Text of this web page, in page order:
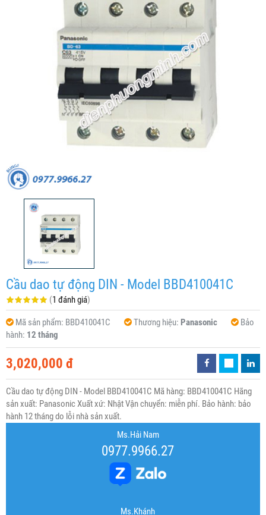
Cầu dao tự động DIN - Model BBD410041C
(1 đánh giá)
Mã sản phẩm: BBD410041C Thương hiệu: Panasonic
Bảo
hành: 12 tháng
3,020,000 đ
Cầu dao tự động DIN - Model BBD410041C Mã hàng: BBD410041C Hãng
sản xuất: Panasonic Xuất xứ: Nhật Vận chuyển: miễn phí. Bảo hành: bảo
hành 12 tháng do lỗi nhà sản xuất.
Ms.Hải Nam
0977.9966.27
Ms.Khánh